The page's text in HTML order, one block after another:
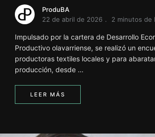
ProduBA
22 de abril de 2026
2 minutos de
Impulsado por la cartera de Desarrollo
Productivo olavarriense, se realizó un
productoras textiles locales y para
producción, desde …
LEER MÁS